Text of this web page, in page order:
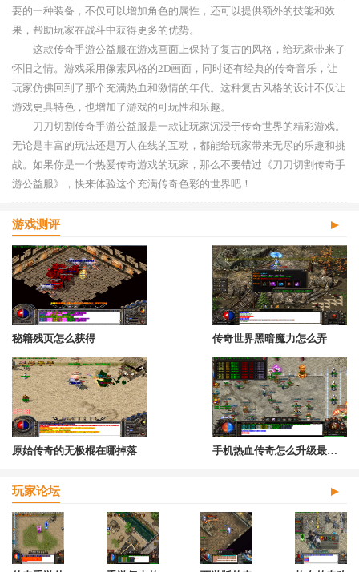
要的一种装备，不仅可以增加角色的属性，还可以提供额外的技能和效
果，帮助玩家在战斗中获得更多的优势。
这款传奇手游公益服在游戏画面上保持了复古的风格，给玩家带来了
怀旧之情。游戏采用像素风格的2D画面，同时还有经典的传奇音乐，让
玩家仿佛回到了那个充满热血和激情的年代。这种复古风格的设计不仅让
游戏更具特色，也增加了游戏的可玩性和乐趣。
刀刀切割传奇手游公益服是一款让玩家沉浸于传奇世界的精彩游戏。
无论是丰富的玩法还是万人在线的互动，都能给玩家带来无尽的乐趣和挑
战。如果你是一个热爱传奇游戏的玩家，那么不要错过《刀刀切割传奇手
游公益服》，快来体验这个充满传奇色彩的世界吧！
游戏测评
秘籍残页怎么获得 传奇世界黑暗魔力怎么弄
原始传奇的无极棍在哪掉落 手机热血传奇怎么升级最快的
玩家论坛